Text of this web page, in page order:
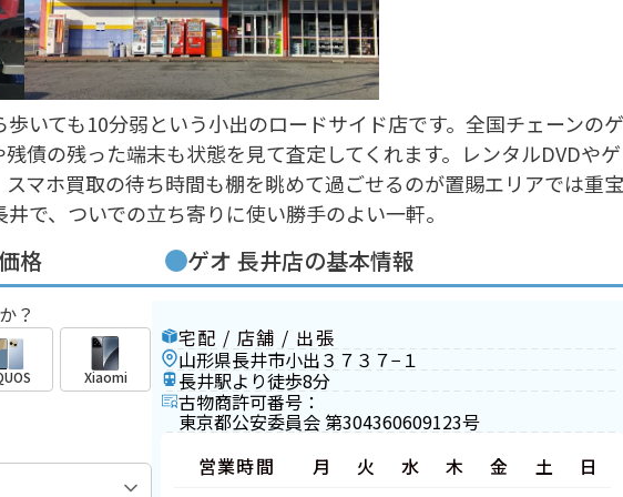
いても10分弱という小出のロードサイド店です。全国チェーンのゲ
債の残った端末も状態を見て査定してくれます。レンタルDVDやゲ
マホ買取の待ち時間も棚を眺めて過ごせるのが置賜エリアでは重宝
で、ついでの立ち寄りに使い勝手のよい一軒。
格
？
Xiaomi
ゲオ 長井店の基本情報
宅配 / 店舗 / 出張
山形県長井市小出３７３７−１
長井駅より徒歩8分
古物商許可番号：
東京都公安委員会 第304360609123号
営業時間
月 火 水 木 金 土 日